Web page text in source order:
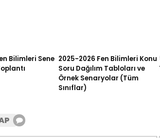
Bilimleri Sene 2025-2026 Fen Bilimleri Konu
Soru Dağılım Tabloları ve
Örnek Senaryolar (Tüm
Sınıflar)